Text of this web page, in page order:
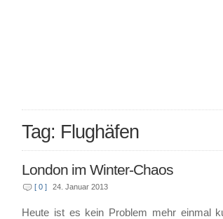
Tag: Flughäfen
London im Winter-Chaos
[ 0 ] 24. Januar 2013
Heute ist es kein Problem mehr einmal